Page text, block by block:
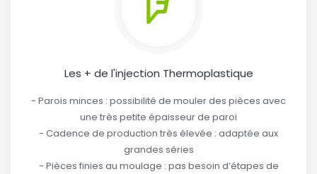
Les + de l'injection Thermoplastique
- Parois minces : possibilité de mouler des pièces avec
une très petite épaisseur de paroi
- Cadence de production très élevée : adaptée aux
grandes séries
- Pièces finies au moulage : pas besoin d’étapes de